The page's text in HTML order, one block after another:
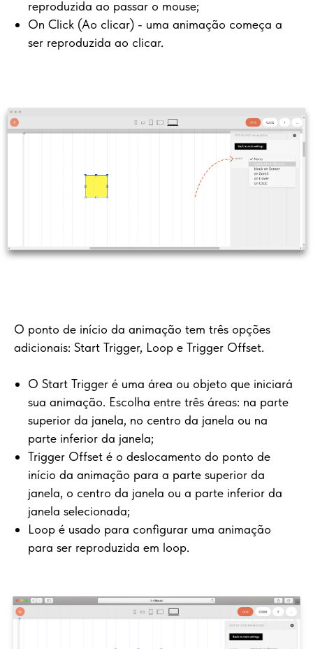
reproduzida ao passar o mouse;
On Click (Ao clicar) - uma animação começa a
ser reproduzida ao clicar.
O ponto de início da animação tem três opções
adicionais: Start Trigger, Loop e Trigger Offset.
O Start Trigger é uma área ou objeto que iniciará
sua animação. Escolha entre três áreas: na parte
superior da janela, no centro da janela ou na
parte inferior da janela;
Trigger Offset é o deslocamento do ponto de
início da animação para a parte superior da
janela, o centro da janela ou a parte inferior da
janela selecionada;
Loop é usado para configurar uma animação
para ser reproduzida em loop.